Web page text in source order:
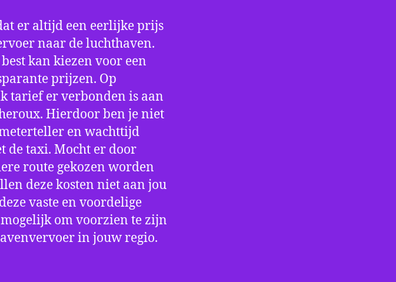
er altijd een eerlijke prijs
naar de luchthaven.
kan kiezen voor een
prijzen. Op
tarief er verbonden is aan
Hierdoor ben je niet
en wachttijd
de taxi. Mocht er door
route gekozen worden
deze kosten niet aan jou
vaste en voordelige
om voorzien te zijn
in jouw regio.